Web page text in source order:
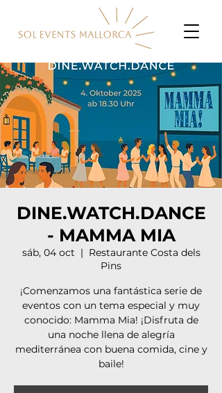
DINE.WATCH.DANCE
- MAMMA MIA
sáb, 04 oct
  |
Restaurante Costa dels
Pins
¡Comenzamos una fantástica serie de
eventos con un tema especial y muy
conocido: Mamma Mia! ¡Disfruta de
una noche llena de alegría
mediterránea con buena comida, cine y
baile!